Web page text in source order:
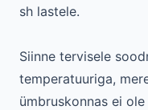
sh lastele.
Siinne tervisele
temperatuuriga,
ümbruskonnas ei